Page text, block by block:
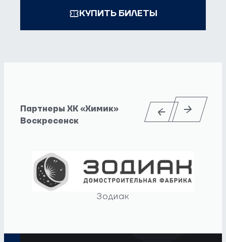
КУПИТЬ БИЛЕТЫ
Партнеры ХК «Химик»
Воскресенск
Зодиак